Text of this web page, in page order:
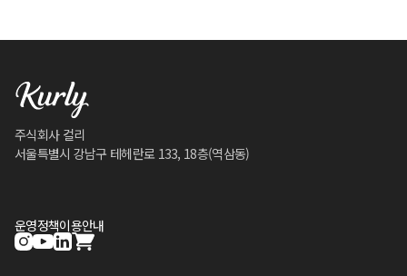
주식회사 컬리
서울특별시 강남구 테헤란로 133, 18층(역삼동)
운영정책이용안내